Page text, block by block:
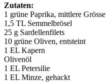
Zutaten:
1 grüne Paprika, mittlere Grösse
1,5 TL Semmelbrösel
25 g Sardellenfilets
10 grüne Oliven, entsteint
1 EL Kapern
Olivenöl
1 EL Petersilie
1 EL Minze, gehackt